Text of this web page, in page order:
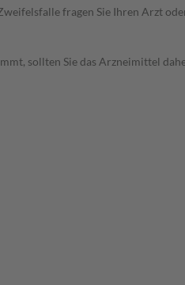
fragen Sie Ihren Arzt
sollten Sie das Arzneimittel